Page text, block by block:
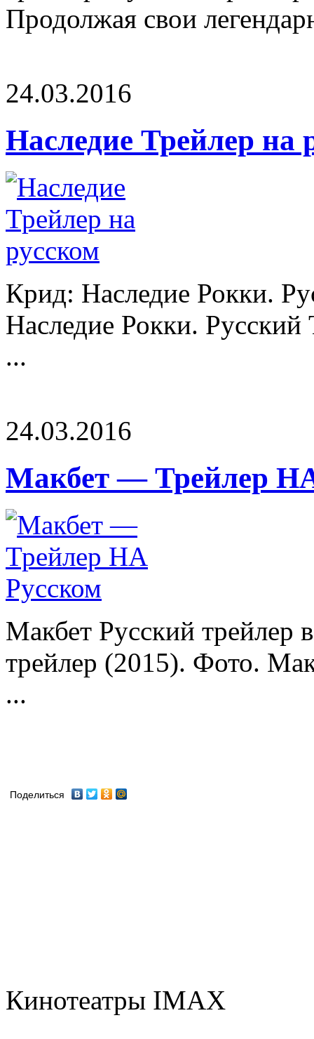
Продолжая свои
24.03.2016
Наследие Трейлер на
Крид: Наследие Рокки.
Наследие Рокки.
...
24.03.2016
Макбет — Трейлер
Макбет Русский
трейлер (2015). Фото.
...
Поделиться
Кинотеатры IMAX